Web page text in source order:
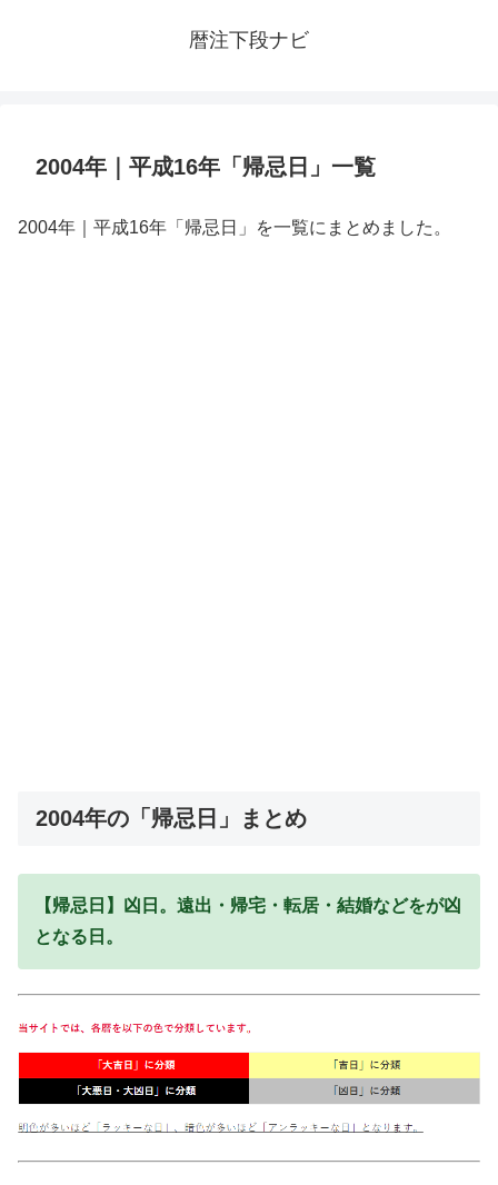
暦注下段ナビ
2004年｜平成16年「帰忌日」一覧
2004年｜平成16年「帰忌日」を一覧にまとめました。
2004年の「帰忌日」まとめ
【帰忌日】凶日。遠出・帰宅・転居・結婚などをが凶
となる日。